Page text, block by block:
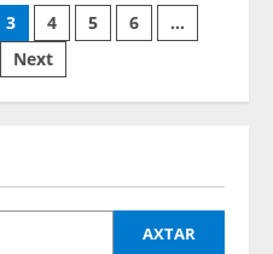
3 4 5 6
…
Next
AXTAR